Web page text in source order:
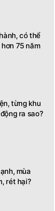
có thể
75 năm
từng khu
ra sao?
mùa
rét hại?